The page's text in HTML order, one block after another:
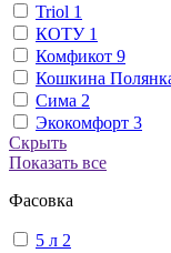
Triol 1
КОТУ 1
Комфикот 9
Кошкина
Сима 2
Экокомфорт 3
Скрыть
Показать все
Фасовка
5 л 2